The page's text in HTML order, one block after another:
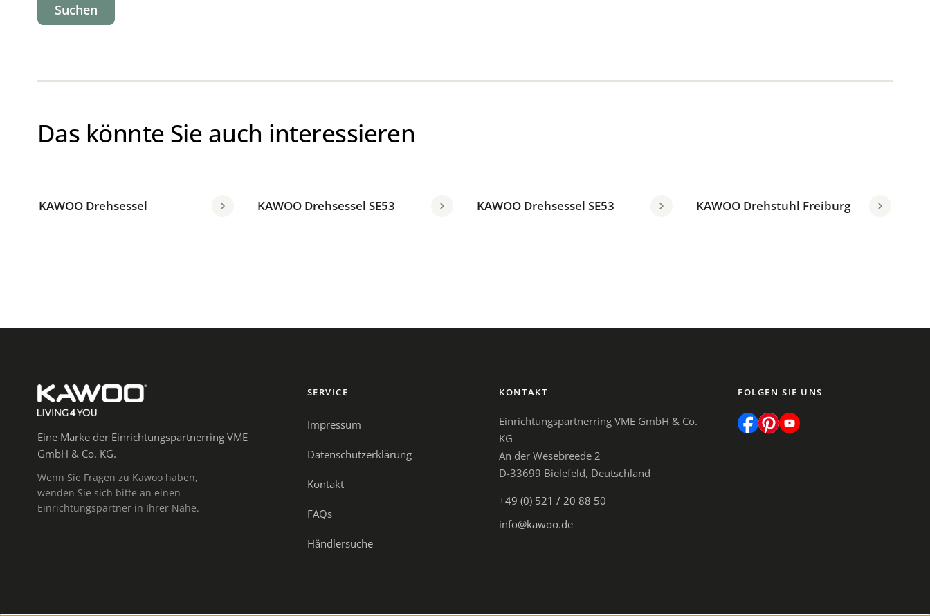
Suchen
Das könnte Sie auch interessieren
KAWOO Drehsessel KAWOO Drehsessel SE53 KAWOO Drehsessel SE53 KAWOO Drehstuhl Freiburg
Eine Marke der Einrichtungspartnerring VME
GmbH & Co. KG.
Wenn Sie Fragen zu Kawoo haben,
wenden Sie sich bitte an einen
Einrichtungspartner in Ihrer Nähe.
SERVICE
Impressum
Datenschutzerklärung
Kontakt
FAQs
Händlersuche
KONTAKT
Einrichtungspartnerring VME GmbH & Co.
KG
An der Wesebreede 2
D-33699 Bielefeld, Deutschland
+49 (0) 521 / 20 88 50
info@kawoo.de
FOLGEN SIE UNS